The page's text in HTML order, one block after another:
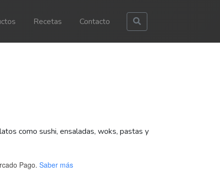
Recetas Contacto
como sushi, ensaladas, woks, pastas y
Pago. Saber más